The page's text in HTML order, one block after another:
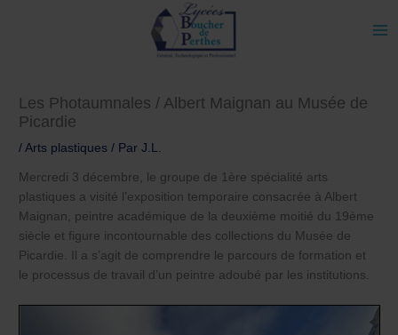
Les Photaumnales / Albert Maignan au Musée de
Picardie
/Arts plastiques / ParJ.L.
Mercredi 3 décembre, le groupe de 1ère spécialité arts
plastiques a visité l’exposition temporaire consacrée à Albert
Maignan, peintre académique de la deuxième moitié du 19ème
siècle et figure incontournable des collections du Musée de
Picardie. Il a s’agit de comprendre le parcours de formation et
le processus de travail d’un peintre adoubé par les institutions.